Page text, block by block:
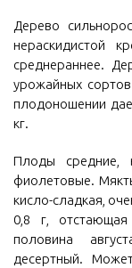
Дерево
нераскидистой
среднераннее.
урожайных
плодоношении
кг.
Плоды средние,
фиолетовые.
кисло-сладкая,
0,8 г,
половина
десертный.